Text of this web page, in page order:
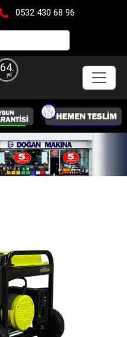
0532 430 68 96
64.